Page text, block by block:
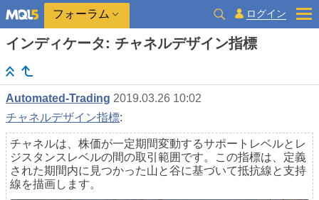
フォーラム ログイン
インディケータ: チャネルデザイン指標
Automated-Trading 2019.03.26 10:02
チャネルデザイン指標:
チャネルは、株価が一定期間変動するサポートレベルとレ
ジスタンスレベルの間の取引範囲です。この指標は、定義
された期間内に見つかった山と谷に基づいて抵抗線と支持
線を描画します。